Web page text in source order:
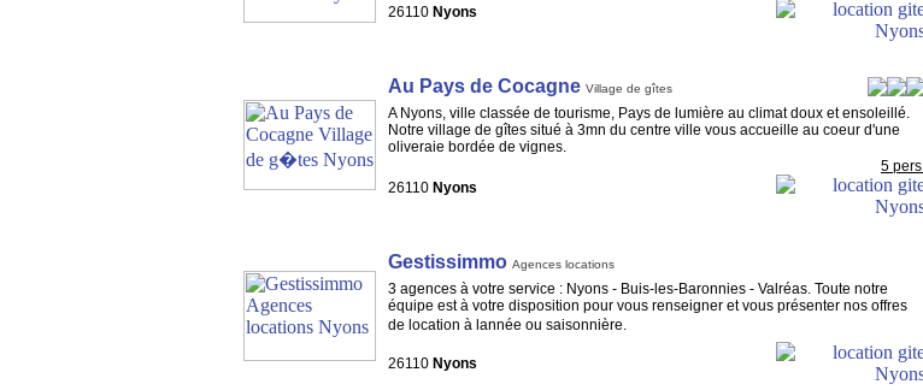
26110 Nyons
Au Pays de Cocagne Village de gîtes
A Nyons, ville classée de tourisme, Pays de lumière au climat doux et ensoleillé.
Notre village de gîtes situé à 3mn du centre ville vous accueille au coeur d'une
oliveraie bordée de vignes.
26110 Nyons
5 pers.
Gestissimmo Agences locations
3 agences à votre service : Nyons - Buis-les-Baronnies - Valréas. Toute notre
équipe est à votre disposition pour vous renseigner et vous présenter nos offres
de location à lannée ou saisonnière.
26110 Nyons